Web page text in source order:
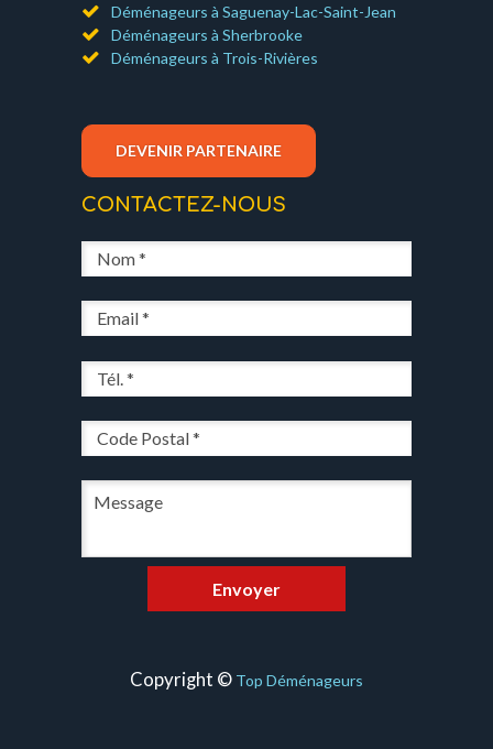
Déménageurs à Saguenay-Lac-Saint-Jean
Déménageurs à Sherbrooke
Déménageurs à Trois-Rivières
DEVENIR PARTENAIRE
CONTACTEZ-NOUS
Copyright © Top Déménageurs